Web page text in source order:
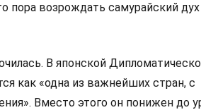
пора возрождать самурайский
В японской
как «одна из важнейших стран, с
Вместо этого он понижен до